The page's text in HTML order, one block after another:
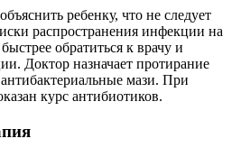
ребенку, что не следует
распространения инфекции на
обратиться к врачу и
Доктор назначает протирание
мази. При
курс антибиотиков.